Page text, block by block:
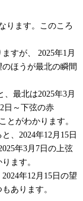
ります。このころ
すが、 2025年1月
のほうが最北の瞬間
最北は2025年3月
日～下弦の赤
とがわかります。
、2024年12月15日
年3月7日の上弦
ます。
年12月15日の望
あります。